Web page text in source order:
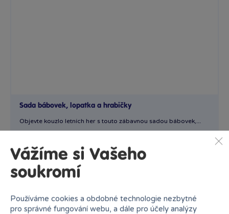
Sada bábovek, lopatka a hrabičky
Objevte kouzlo letních her s touto zábavnou sadou bábovek,...
Ihned:11 poboček
Rezervovat
Vážíme si Vašeho
soukromí
Používáme cookies a obdobné technologie nezbytné
pro správné fungování webu, a dále pro účely analýzy